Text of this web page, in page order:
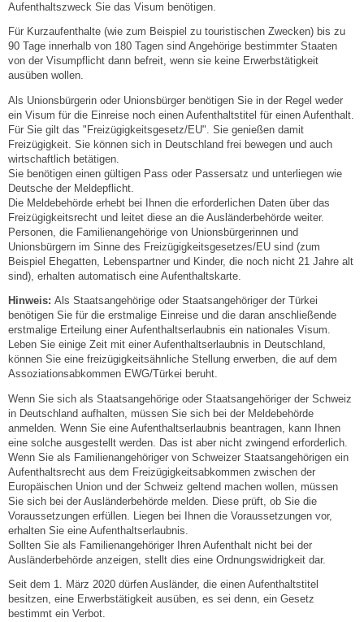
Haushalt 2026
Trinkwasser - Härtebereich
Redaktionsstatut für das Amtsblatt
Service
Notdienste
Fahrplanauskünfte
Abfall-Infos
Ortsplan
Bildergalerie
Rund um den Wein
Schlepper / Traktor
Rathaus
Aktuelles
Gemeindeverwaltung
Mitarbeiter
Aufenthaltszweck Sie das Visum benötigen.
Für Kurzaufenthalte (wie zum Beispiel zu touristischen Zwecken) bis zu
90 Tage innerhalb von 180 Tagen sind Angehörige bestimmter Staaten
von der Visumpflicht dann befreit, wenn sie keine Erwerbstätigkeit
ausüben wollen.
Als Unionsbürgerin oder Unionsbürger benötigen Sie in der Regel weder
ein Visum für die Einreise noch einen Aufenthaltstitel für einen Aufenthalt.
Für Sie gilt das "Freizügigkeitsgesetz/EU". Sie genießen damit
Freizügigkeit. Sie können sich in Deutschland frei bewegen und auch
wirtschaftlich betätigen.
Sie benötigen einen gültigen Pass oder Passersatz und unterliegen wie
Deutsche der Meldepflicht.
Die Meldebehörde erhebt bei Ihnen die erforderlichen Daten über das
Freizügigkeitsrecht und leitet diese an die Ausländerbehörde weiter.
Personen, die Familienangehörige von Unionsbürgerinnen und
Unionsbürgern im Sinne des Freizügigkeitsgesetzes/EU sind (zum
Beispiel Ehegatten, Lebenspartner und Kinder, die noch nicht 21 Jahre alt
sind), erhalten automatisch eine Aufenthaltskarte.
Hinweis: Als Staatsangehörige oder Staatsangehöriger der Türkei
benötigen Sie für die erstmalige Einreise und die daran anschließende
erstmalige Erteilung einer Aufenthaltserlaubnis ein nationales Visum.
Leben Sie einige Zeit mit einer Aufenthaltserlaubnis in Deutschland,
können Sie eine freizügigkeitsähnliche Stellung erwerben, die auf dem
Assoziationsabkommen EWG/Türkei beruht.
Wenn Sie sich als Staatsangehörige oder Staatsangehöriger der Schweiz
in Deutschland aufhalten, müssen Sie sich bei der Meldebehörde
anmelden. Wenn Sie eine Aufenthaltserlaubnis beantragen, kann Ihnen
eine solche ausgestellt werden. Das ist aber nicht zwingend erforderlich.
Wenn Sie als Familienangehöriger von Schweizer Staatsangehörigen ein
Aufenthaltsrecht aus dem Freizügigkeitsabkommen zwischen der
Europäischen Union und der Schweiz geltend machen wollen, müssen
Sie sich bei der Ausländerbehörde melden. Diese prüft, ob Sie die
Voraussetzungen erfüllen. Liegen bei Ihnen die Voraussetzungen vor,
erhalten Sie eine Aufenthaltserlaubnis.
Sollten Sie als Familienangehöriger Ihren Aufenthalt nicht bei der
Ausländerbehörde anzeigen, stellt dies eine Ordnungswidrigkeit dar.
Seit dem 1. März 2020 dürfen Ausländer, die einen Aufenthaltstitel
besitzen, eine Erwerbstätigkeit ausüben, es sei denn, ein Gesetz
bestimmt ein Verbot.